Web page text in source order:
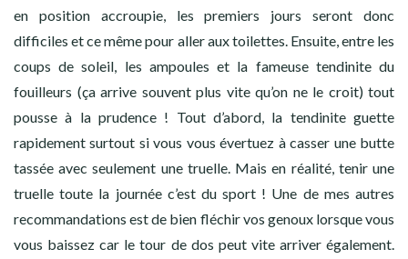
en position accroupie, les premiers jours seront donc
difficiles et ce même pour aller aux toilettes. Ensuite, entre les
coups de soleil, les ampoules et la fameuse tendinite du
fouilleurs (ça arrive souvent plus vite qu’on ne le croit) tout
pousse à la prudence ! Tout d’abord, la tendinite guette
rapidement surtout si vous vous évertuez à casser une butte
tassée avec seulement une truelle. Mais en réalité, tenir une
truelle toute la journée c’est du sport ! Une de mes autres
recommandations est de bien fléchir vos genoux lorsque vous
vous baissez car le tour de dos peut vite arriver également.